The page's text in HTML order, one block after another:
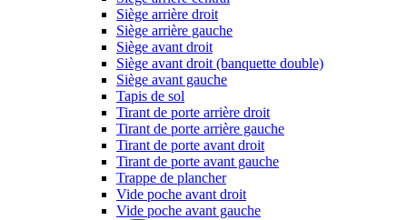
Siège arrière droit
Siège arrière gauche
Siège avant droit
Siège avant droit (banquette double)
Siège avant gauche
Tapis de sol
Tirant de porte arrière droit
Tirant de porte arrière gauche
Tirant de porte avant droit
Tirant de porte avant gauche
Trappe de plancher
Vide poche avant droit
Vide poche avant gauche